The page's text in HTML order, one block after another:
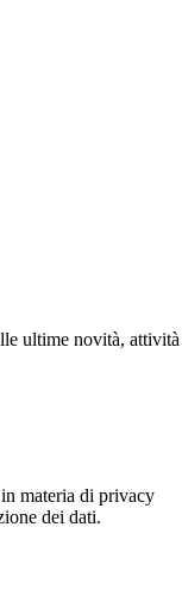
ultime novità, attività
materia di privacy
dei dati.